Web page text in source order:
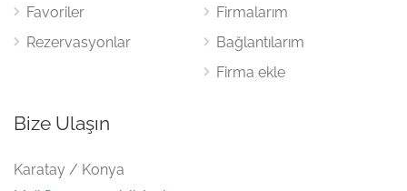
Favoriler
Rezervasyonlar
Firmalarım
Bağlantılarım
Firma ekle
Bize Ulaşın
Karatay / Konya